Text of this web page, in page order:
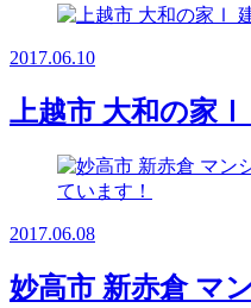
2017.06.10
上越市 大和の家Ⅰ
2017.06.08
妙高市 新赤倉 マ